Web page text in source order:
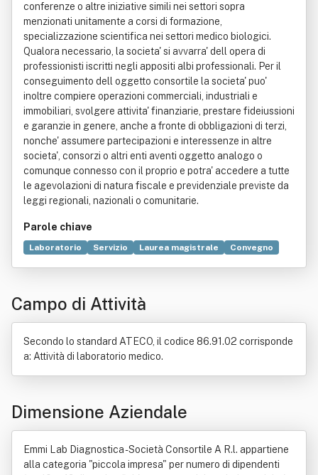
conferenze o altre iniziative simili nei settori sopra
menzionati unitamente a corsi di formazione,
specializzazione scientifica nei settori medico biologici.
Qualora necessario, la societa' si avvarra' dell opera di
professionisti iscritti negli appositi albi professionali. Per il
conseguimento dell oggetto consortile la societa' puo'
inoltre compiere operazioni commerciali, industriali e
immobiliari, svolgere attivita' finanziarie, prestare fideiussioni
e garanzie in genere, anche a fronte di obbligazioni di terzi,
nonche' assumere partecipazioni e interessenze in altre
societa', consorzi o altri enti aventi oggetto analogo o
comunque connesso con il proprio e potra' accedere a tutte
le agevolazioni di natura fiscale e previdenziale previste da
leggi regionali, nazionali o comunitarie.
Parole chiave
Laboratorio Servizio Laurea magistrale
Convegno
Legge regionale
Medicina
Organizzazione
Campo di Attività
Secondo lo standard ATECO, il codice 86.91.02 corrisponde
a: Attività di laboratorio medico.
Dimensione Aziendale
Emmi Lab Diagnostica - Società Consortile A R.l. appartiene
alla categoria "piccola impresa" per numero di dipendenti